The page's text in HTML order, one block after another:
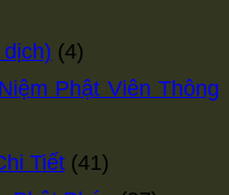
(4)
Phật Viên Thông
Tiết (41)